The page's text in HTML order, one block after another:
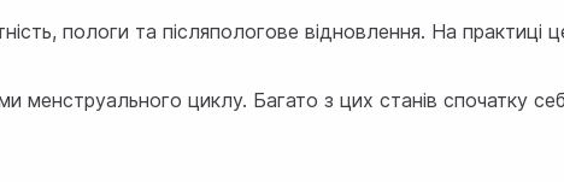
пологи та післяпологове відновлення. На практиці
менструального циклу. Багато з цих станів спочатку